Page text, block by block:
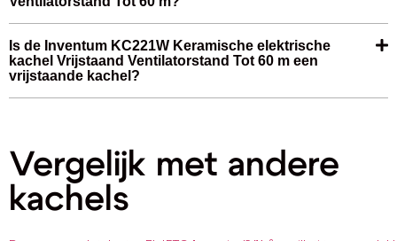
Is de Inventum KC221W Keramische elektrische
kachel Vrijstaand Ventilatorstand Tot 60 m een
vrijstaande kachel?
Vergelijk met andere
kachels